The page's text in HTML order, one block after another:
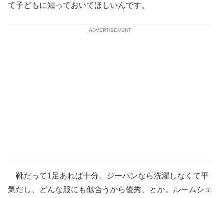
て子どもに知っておいてほしいんです。
ADVERTISEMENT
靴だって1足あれば十分。ジーパンなら洗濯しなくて平
気だし、どんな服にも似合うから優秀、とか。ルームシェ